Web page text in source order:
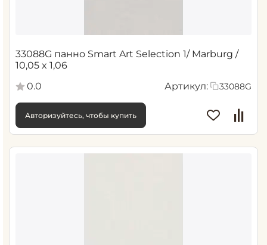
33088G панно Smart Art Selection 1/ Marburg /
10,05 x 1,06
0.0
Артикул: 33088G
Авторизуйтесь, чтобы купить